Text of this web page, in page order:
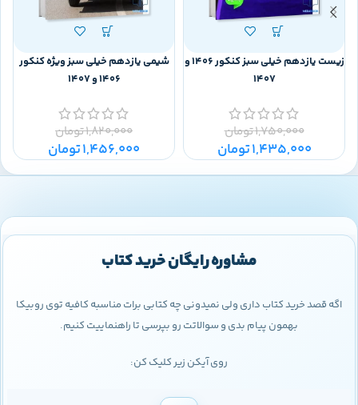
زیست یازدهم خیلی سبز کنکور 1406 و
1407
1,750,000تومان
1,435,000تومان
شیمی یازدهم خیلی سبز ویژه کنکور
1406 و 1407
1,820,000تومان
1,456,000تومان
مشاوره رایگان خرید کتاب
اگه قصد خرید کتاب داری ولی نمیدونی چه کتابی برات مناسبه کافیه توی روبیکا
بهمون پیام بدی و سوالاتت رو بپرسی تا راهنماییت کنیم.
روی آیکن زیر کلیک کن: